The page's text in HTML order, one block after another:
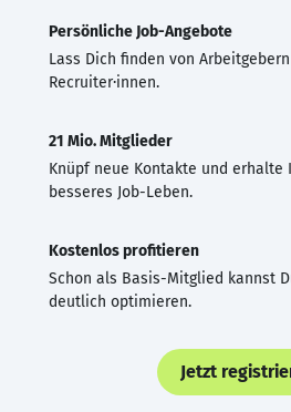
Persönliche Job-Angebote
Lass Dich finden von
Recruiter·innen.
21 Mio. Mitglieder
Knüpf neue Kontakte und erhalte
besseres Job-Leben.
Kostenlos profitieren
Schon als Basis-Mitglied kannst
deutlich optimieren.
Jetzt